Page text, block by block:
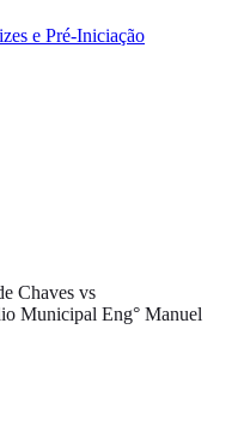
e Pré-Iniciação
Chaves vs
Municipal Eng° Manuel